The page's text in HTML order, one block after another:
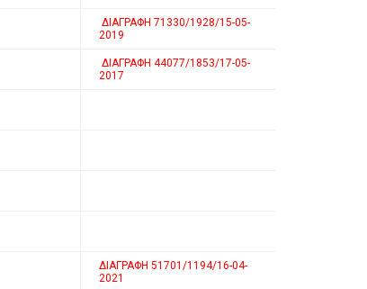
ΔΙΑΓΡΑΦΗ 71330/1928/15-05-
2019
ΔΙΑΓΡΑΦΗ 44077/1853/17-05-
2017
ΔΙΑΓΡΑΦΗ 51701/1194/16-04-
2021